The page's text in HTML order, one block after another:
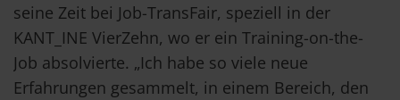
seine Zeit bei Job-TransFair, speziell in der
KANT_INE VierZehn, wo er ein Training-on-the-
Job absolvierte. „Ich habe so viele neue
Erfahrungen gesammelt, in einem Bereich, den